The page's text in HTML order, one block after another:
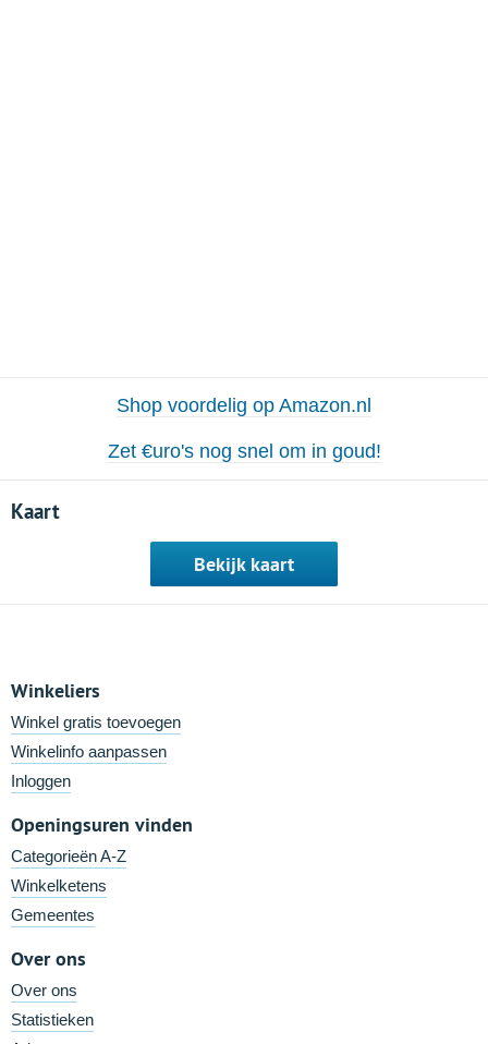
Shop voordelig op Amazon.nl
Zet €uro's nog snel om in goud!
Kaart
Bekijk kaart
Winkeliers
Winkel gratis toevoegen
Winkelinfo aanpassen
Inloggen
Openingsuren vinden
Categorieën A-Z
Winkelketens
Gemeentes
Over ons
Over ons
Statistieken